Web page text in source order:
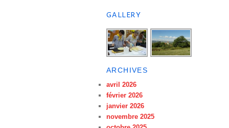
GALLERY
ARCHIVES
avril 2026
février 2026
janvier 2026
novembre 2025